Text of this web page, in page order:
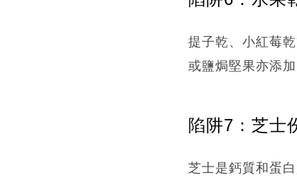
提子乾、小紅莓
或鹽焗堅果亦添加
陷阱7：芝士
芝士是鈣質和蛋